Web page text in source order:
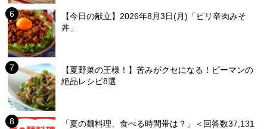
【今日の献立】2026年8月3日(月)「ピリ辛肉みそ
丼」
【夏野菜の王様！】苦みがクセになる！ピーマンの
絶品レシピ8選
「夏の麺料理、食べる時間帯は？」＜回答数37,131